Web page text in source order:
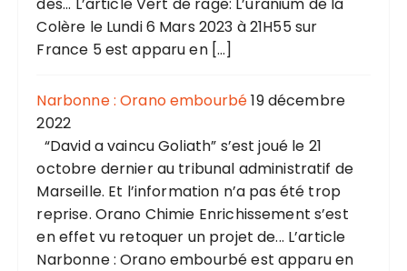
Colère le Lundi 6 Mars 2023 à 21H55 sur
France 5 est apparu en […]
Narbonne : Orano embourbé19 décembre
2022
“David a vaincu Goliath” s’est joué le 21
octobre dernier au tribunal administratif de
Marseille. Et l’information n’a pas été trop
reprise. Orano Chimie Enrichissement s’est
en effet vu retoquer un projet de... L’article
Narbonne : Orano embourbé est apparu en